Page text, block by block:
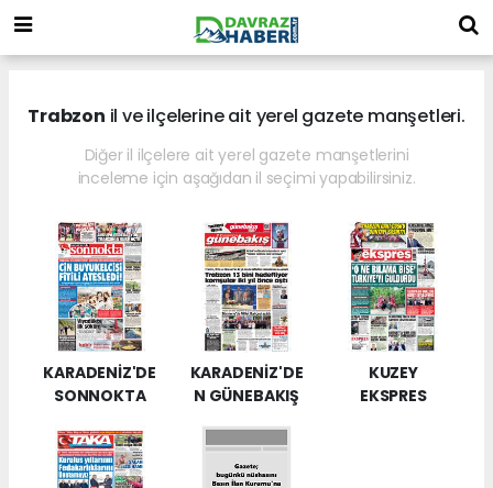
Trabzon il ve ilçelerine ait yerel gazete manşetleri.
Diğer il ilçelere ait yerel gazete manşetlerini
inceleme için aşağıdan il seçimi yapabilirsiniz.
KARADENİZ'DE
SONNOKTA
KARADENİZ'DE
N GÜNEBAKIŞ
KUZEY
EKSPRES